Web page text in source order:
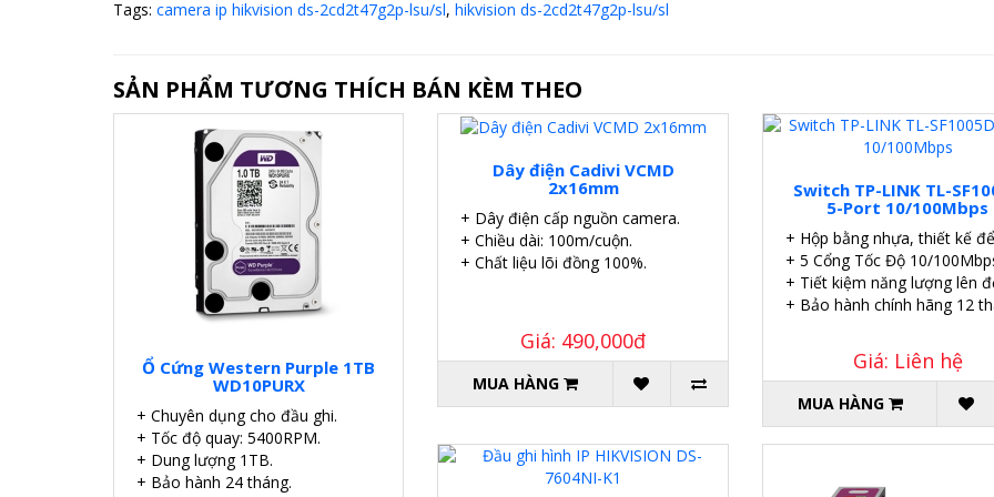
Tags: camera ip hikvision ds-2cd2t47g2p-lsu/sl, hikvision ds-2cd2t47g2p-lsu/sl
SẢN PHẨM TƯƠNG THÍCH BÁN KÈM THEO
Ổ Cứng Western Purple 1TB
WD10PURX
+ Chuyên dụng cho đầu ghi.
+ Tốc độ quay: 5400RPM.
+ Dung lượng 1TB.
+ Bảo hành 24 tháng.
Dây điện Cadivi VCMD
2x16mm
+ Dây điện cấp nguồn camera.
+ Chiều dài: 100m/cuộn.
+ Chất liệu lõi đồng 100%.
Giá: 490,000đ
MUA HÀNG
Switch TP-LINK TL-
5-Port 10/100Mbps
+ Hộp bằng nhựa, thiết kế
+ 5 Cổng Tốc Độ 10/
+ Tiết kiệm năng lượng lên
+ Bảo hành chính hãng 12
Giá: Liên hệ
MUA HÀNG